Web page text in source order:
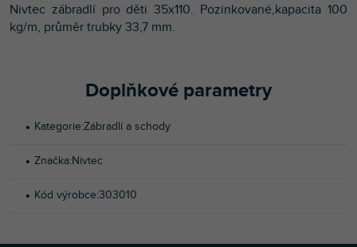
Nivtec zábradlí pro děti 35x110. Pozinkované,kapacita 100
kg/m, průměr trubky 33,7 mm.
Doplňkové parametry
Kategorie:Zábradlí a schody
Značka:Nivtec
Kód výrobce:303010